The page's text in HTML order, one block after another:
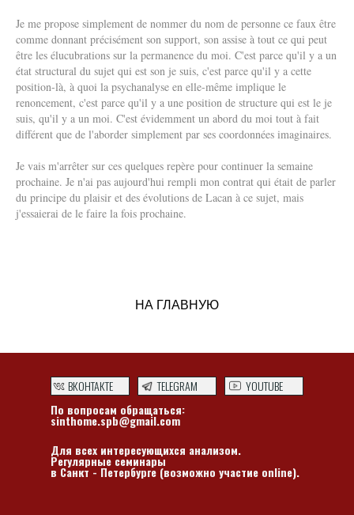
Je me propose simplement de nommer du nom de personne ce faux être
comme donnant précisément son support, son assise à tout ce qui peut
être les élucubrations sur la permanence du moi. C'est parce qu'il y a un
état structural du sujet qui est son je suis, c'est parce qu'il y a cette
position-là, à quoi la psychanalyse en elle-même implique le
renoncement, c'est parce qu'il y a une position de structure qui est le je
suis, qu'il y a un moi. C'est évidemment un abord du moi tout à fait
différent que de l'aborder simplement par ses coordonnées imaginaires.
Je vais m'arrêter sur ces quelques repère pour continuer la semaine
prochaine. Je n'ai pas aujourd'hui rempli mon contrat qui était de parler
du principe du plaisir et des évolutions de Lacan à ce sujet, mais
j'essaierai de le faire la fois prochaine.
НА ГЛАВНУЮ
По вопросам обращаться:
sinthome.spb@gmail.com
Для всех интересующихся анализом.
Регулярные семинары
в Санкт - Петербурге (возможно участие online).
YOUTUBE
TELEGRAM
ВКОНТАКТЕ